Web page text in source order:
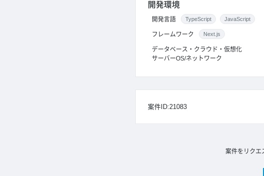
開発環境
開発言語 TypeScript JavaScript
フレームワーク Next.js
データベース・クラウド・仮想化
サーバーOS/ネットワーク
案件ID:21083
案件をリクエ